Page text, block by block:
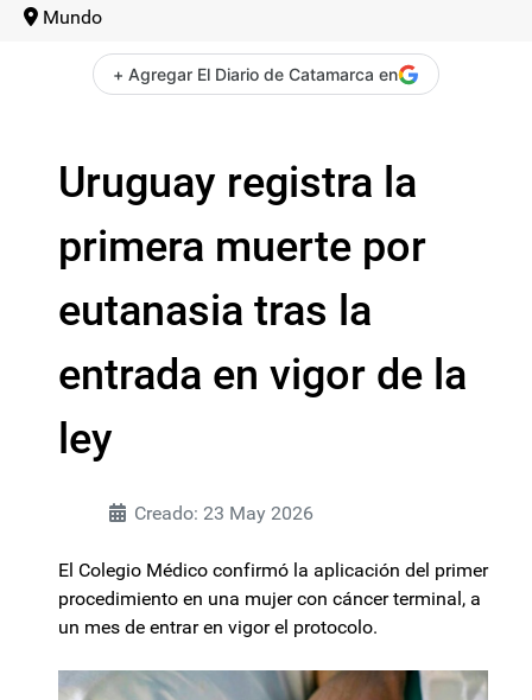
Mundo
+ Agregar El Diario de Catamarca en
Uruguay registra la
primera muerte por
eutanasia tras la
entrada en vigor de la
ley
Creado: 23 May 2026
El Colegio Médico confirmó la aplicación del primer
procedimiento en una mujer con cáncer terminal, a
un mes de entrar en vigor el protocolo.